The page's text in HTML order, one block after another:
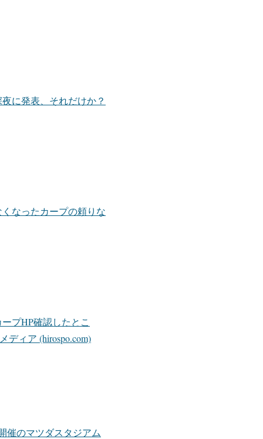
に発表、それだけか？
なったカープの頼りな
プHP確認したとこ
ディア (hirospo.com)
催のマツダスタジアム